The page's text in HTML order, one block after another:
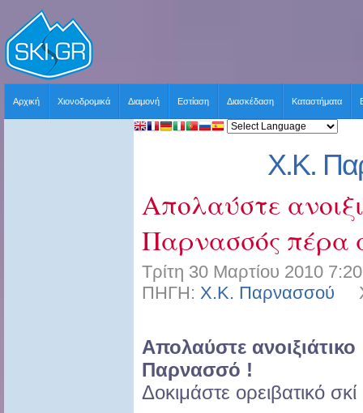
Αρχική Χιονοδρομικά Διαμονή Εστίαση Διασκέδαση Καταστήματα
Χ.Κ.
Απολαύστε
Παρνασσός πέρα
Τρίτη 30 Μαρτίου 2010
ΠΗΓΗ: Χ.Κ. Παρνασσού
Aπολαύστε ανοιξιάτικο
Παρνασσό !
Δοκιμάστε ορειβατικό σκί